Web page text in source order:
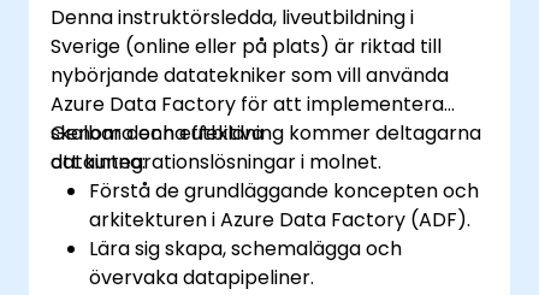
Denna instruktörsledda, liveutbildning i
Sverige (online eller på plats) är riktad till
nybörjande datatekniker som vill använda
Azure Data Factory för att implementera
skalbara och effektiva
dataintegrationslösningar i molnet.
Genom denna utbildning kommer deltagarna
att kunna:
Förstå de grundläggande koncepten och
arkitekturen i Azure Data Factory (ADF).
Lära sig skapa, schemalägga och
övervaka datapipeliner.